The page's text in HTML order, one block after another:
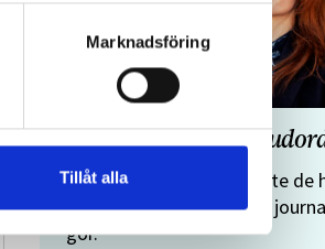
Marknadsföring
Tillåt alla
”Journalistens tio
Malin Crona:
Följer du inte de
budorden? Då är det inte
gör.